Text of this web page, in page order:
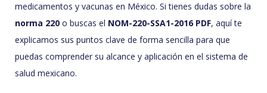
medicamentos y vacunas en México. Si tienes dudas sobre la
norma 220 o buscas el NOM-220-SSA1-2016 PDF, aquí te
explicamos sus puntos clave de forma sencilla para que
puedas comprender su alcance y aplicación en el sistema de
salud mexicano.